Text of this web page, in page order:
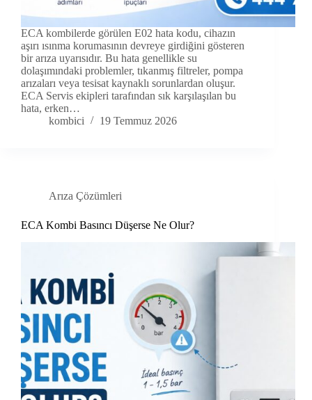
ECA kombilerde görülen E02 hata kodu, cihazın
aşırı ısınma korumasının devreye girdiğini gösteren
bir arıza uyarısıdır. Bu hata genellikle su
dolaşımındaki problemler, tıkanmış filtreler, pompa
arızaları veya tesisat kaynaklı sorunlardan oluşur.
ECA Servis ekipleri tarafından sık karşılaşılan bu
hata, erken…
kombici
19 Temmuz 2026
Arıza Çözümleri
ECA Kombi Basıncı Düşerse Ne Olur?